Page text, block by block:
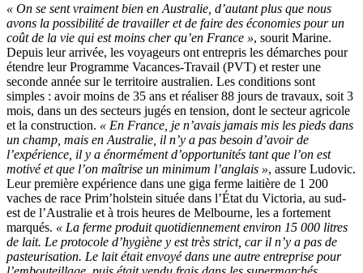
« On se sent vraiment bien en Australie, d’autant plus que nous
avons la possibilité de travailler et de faire des économies pour un
coût de la vie qui est moins cher qu’en France », sourit Marine.
Depuis leur arrivée, les voyageurs ont entrepris les démarches pour
étendre leur Programme Vacances-Travail (PVT) et rester une
seconde année sur le territoire australien. Les conditions sont
simples : avoir moins de 35 ans et réaliser 88 jours de travaux, soit 3
mois, dans un des secteurs jugés en tension, dont le secteur agricole
et la construction. « En France, je n’avais jamais mis les pieds dans
un champ, mais en Australie, il n’y a pas besoin d’avoir de
l’expérience, il y a énormément d’opportunités tant que l’on est
motivé et que l’on maîtrise un minimum l’anglais », assure Ludovic.
Leur première expérience dans une giga ferme laitière de 1 200
vaches de race Prim’holstein située dans l’État du Victoria, au sud-
est de l’Australie et à trois heures de Melbourne, les a fortement
marqués. « La ferme produit quotidiennement environ 15 000 litres
de lait. Le protocole d’hygiène y est très strict, car il n’y a pas de
pasteurisation. Le lait était envoyé dans une autre entreprise pour